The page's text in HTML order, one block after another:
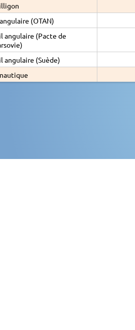
(OTAN)
angulaire (Pacte de
angulaire (Suède)